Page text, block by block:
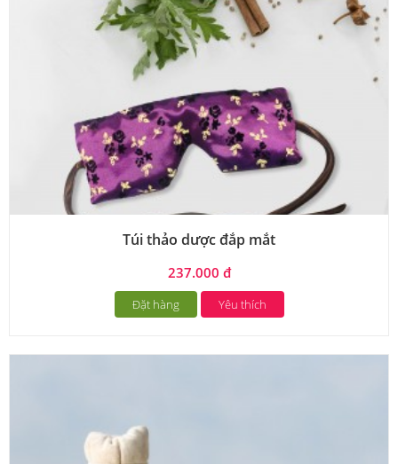
Túi thảo dược đắp mắt
237.000 đ
Đặt hàng Yêu thích